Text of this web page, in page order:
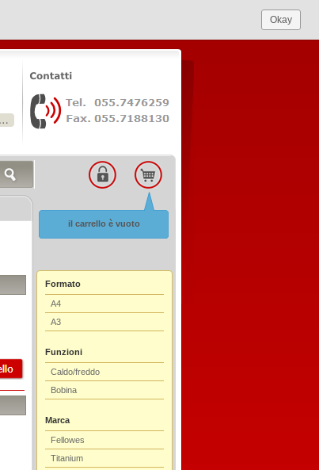
Okay
Formato
A4
A3
Funzioni
Caldo/freddo
Bobina
Marca
Fellowes
Titanium
il carrello è vuoto